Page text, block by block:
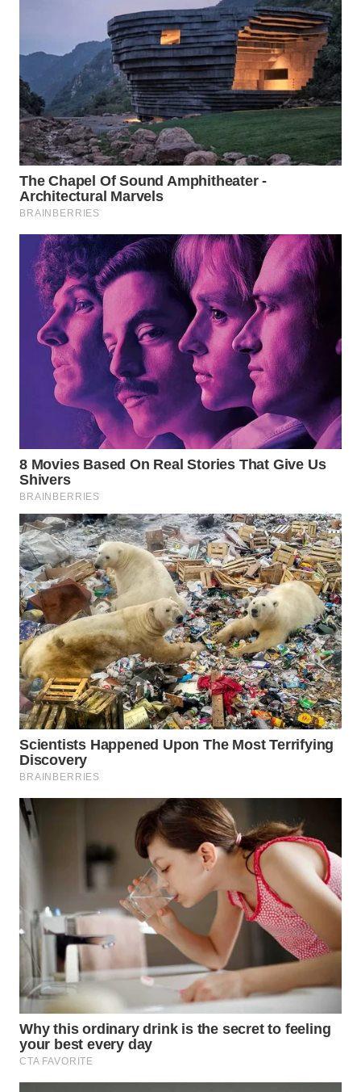
KALSEL
WN
KALTIM
WN
SULSEL
WN
GORONTALO
WN
SULUT
WN
MALUKU
MALUT
WN
DAIRI
WN
DANAU
TOBA
WN
NIAS
WN
LANGKAT
WN
TAPANULI
SELATAN
WN
KARO
WN
SIMALUNGUN
WN
LABUHANBATU
WN